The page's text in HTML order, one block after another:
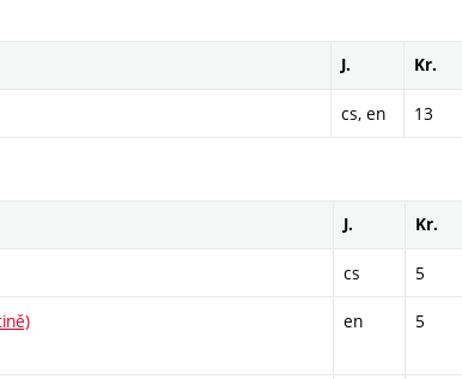
J. Kr.
cs, en 13
J. Kr.
cs 5
en 5